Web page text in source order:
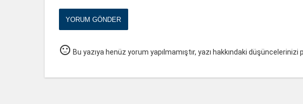
YORUM GÖNDER
sentiment_neutral Bu yazıya henüz yorum yapılmamıştır, yazı hakkındaki